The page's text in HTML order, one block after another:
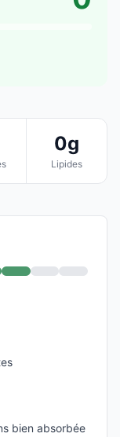
0g
Lipides
bien absorbée